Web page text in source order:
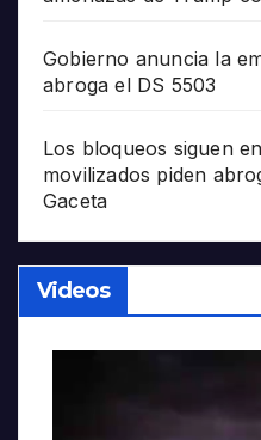
Gobierno anuncia la
abroga el DS 5503
Los bloqueos siguen
movilizados piden
Gaceta
Videos